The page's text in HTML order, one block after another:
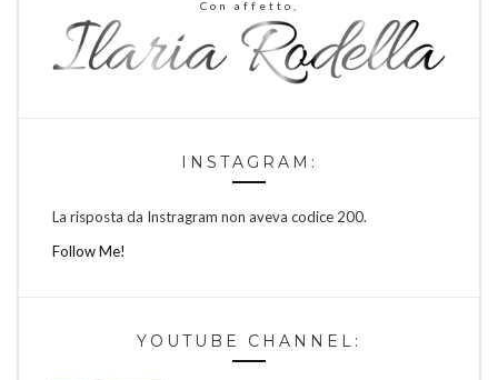
Con affetto,
INSTAGRAM:
La risposta da Instragram non aveva codice 200.
Follow Me!
YOUTUBE CHANNEL: